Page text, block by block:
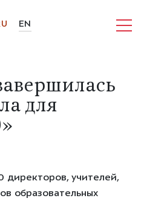
EN
для
директоров, учителей,
образовательных